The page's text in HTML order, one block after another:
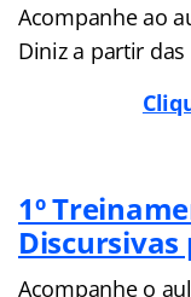
Acompanhe ao
Diniz a partir das
1º
Discursivas
Acompanhe o